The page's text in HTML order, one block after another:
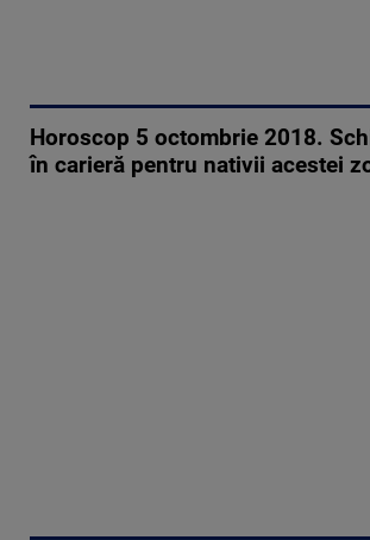
Horoscop 5 octombrie 2018.
în carieră pentru nativii acestei